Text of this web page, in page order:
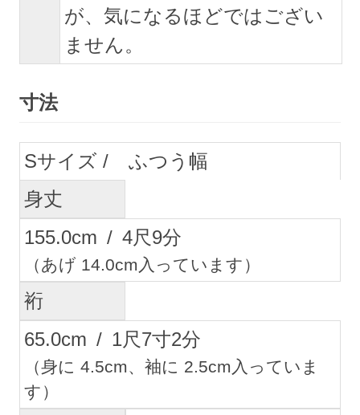
が、気になるほどではござい
ません。
寸法
S
ふつう幅
身丈
155.0cm / 4尺9分
（あげ 14.0cm入っています）
裄
65.0cm / 1尺7寸2分
（身に 4.5cm、袖に 2.5cm入っていま
す）